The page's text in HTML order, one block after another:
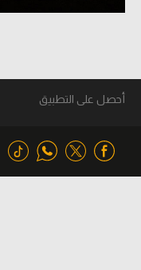
أحصل على التطبيق